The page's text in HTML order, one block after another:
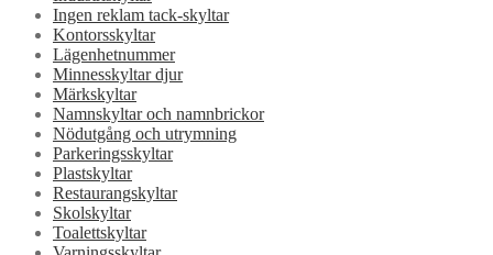
Ingen reklam tack-skyltar
Kontorsskyltar
Lägenhetnummer
Minnesskyltar djur
Märkskyltar
Namnskyltar och namnbrickor
Nödutgång och utrymning
Parkeringsskyltar
Plastskyltar
Restaurangskyltar
Skolskyltar
Toalettskyltar